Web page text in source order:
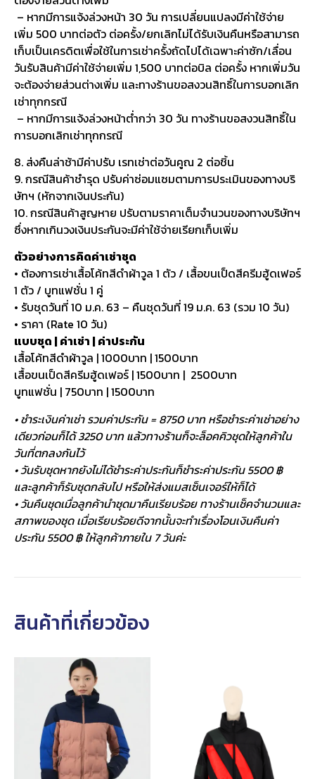
– หากมีการแจ้งล่วงหน้า 30 วัน การเปลี่ยนแปลงมีค่าใช้จ่าย
เพิ่ม 500 บาทต่อตัว ต่อครั้ง/ยกเลิกไม่ได้รับเงินคืนหรือสามารถ
เก็บเป็นเครดิตเพื่อใช้ในการเช่าครั้งถัดไปได้เฉพาะค่าซัก/เลื่อน
วันรับสินค้ามีค่าใช้จ่ายเพิ่ม 1,500 บาทต่อบิล ต่อครั้ง หากเพิ่มวัน
จะต้องจ่ายส่วนต่างเพิ่ม และทางร้านขอสงวนสิทธิ์ในการบอกเลิก
เช่าทุกกรณี
– หากมีการแจ้งล่วงหน้าต่ำกว่า 30 วัน ทางร้านขอสงวนสิทธิ์ใน
การบอกเลิกเช่าทุกกรณี
8. ส่งคืนล่าช้ามีค่าปรับ เรทเช่าต่อวันคูณ 2 ต่อชิ้น
9. กรณีสินค้าชำรุด ปรับค่าซ่อมแซมตามการประเมินของทางบริ
ษัทฯ (หักจากเงินประกัน)
10. กรณีสินค้าสูญหาย ปรับตามราคาเต็มจำนวนของทางบริษัทฯ
ซึ่งหากเกินวงเงินประกันจะมีค่าใช้จ่ายเรียกเก็บเพิ่ม
ตัวอย่างการคิดค่าเช่าชุด
• ต้องการเช่าเสื้อโค้ทสีดำผ้าวูล 1 ตัว / เสื้อขนเป็ดสีครีมฮู้ดเฟอร์
1 ตัว / บูทแฟชั่น 1 คู่
• รับชุดวันที่ 10 ม.ค. 63 – คืนชุดวันที่ 19 ม.ค. 63 (รวม 10 วัน)
• ราคา (Rate 10 วัน)
แบบชุด | ค่าเช่า | ค่าประกัน
เสื้อโค้ทสีดำผ้าวูล | 1000บาท | 1500บาท
เสื้อขนเป็ดสีครีมฮู้ดเฟอร์ | 1500บาท | 2500บาท
บูทแฟชั่น | 750บาท | 1500บาท
• ชำระเงินค่าเช่า รวมค่าประกัน = 8750 บาท หรือชำระค่าเช่าอย่าง
เดียวก่อนก็ได้ 3250 บาท แล้วทางร้านก็จะล็อคคิวชุดให้ลูกค้าใน
วันที่ตกลงกันไว้
• วันรับชุดหากยังไม่ได้ชำระค่าประกันก็ชำระค่าประกัน 5500 ฿
และลูกค้าก็รับชุดกลับไป หรือให้ส่งแมสเซ็นเจอร์ให้ก็ได้
• วันคืนชุดเมื่อลูกค้านำชุดมาคืนเรียบร้อย ทางร้านเช็คจำนวนและ
สภาพของชุด เมื่อเรียบร้อยดีจากนั้นจะทำเรื่องโอนเงินคืนค่า
ประกัน 5500 ฿ ให้ลูกค้าภายใน 7 วันค่ะ
สินค้าที่เกี่ยวข้อง